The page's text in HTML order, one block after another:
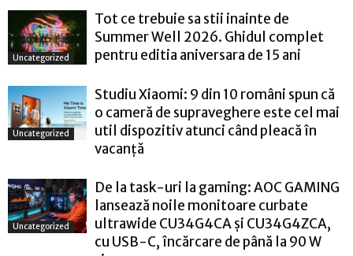
Uncategorized
Tot ce trebuie sa stii inainte de
Summer Well 2026. Ghidul complet
pentru editia aniversara de 15 ani
Uncategorized
Studiu Xiaomi: 9 din 10 români spun că
o cameră de supraveghere este cel mai
util dispozitiv atunci când pleacă în
vacanță
Uncategorized
De la task-uri la gaming: AOC GAMING
lansează noile monitoare curbate
ultrawide CU34G4CA și CU34G4ZCA,
cu USB-C, încărcare de până la 90 W